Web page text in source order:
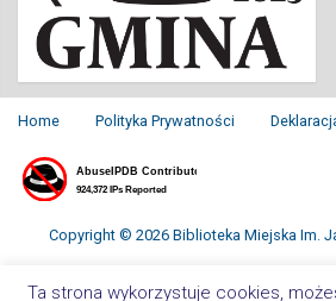
Home Polityka Prywatności
Copyright © 2026 Biblioteka Miejska Im.
Ta strona wykorzystuje cookies,